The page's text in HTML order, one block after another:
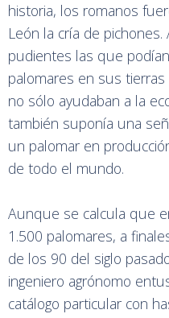
historia, los romanos
León la cría de
pudientes las que
palomares en sus
no sólo ayudaban a la
también suponía una
un palomar en
de todo el mundo.
Aunque se calcula que
1.500 palomares, a
de los 90 del siglo
ingeniero agrónomo
catálogo particular con